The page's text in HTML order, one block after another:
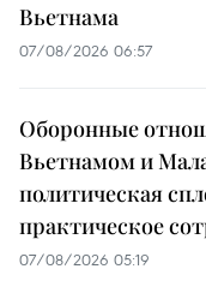
Вьетнама
07/08/2026 06:57
Оборонные
Вьетнамом и
политическая
практическое
07/08/2026 05:19